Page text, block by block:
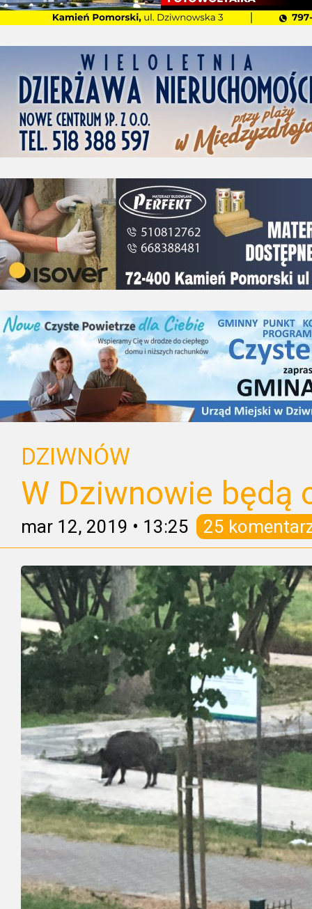
DZIWNÓW
W Dziwnowie będą
mar 12, 2019 • 13:25 25